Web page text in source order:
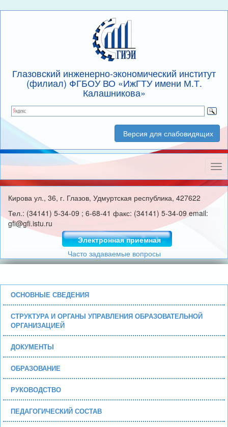
Глазовский инженерно-экономический институт
(филиал) ФГБОУ ВО «ИжГТУ имени М.Т.
Калашникова»
Версия для слабовидящих
Кирова ул., 36, г. Глазов, Удмуртская республика, 427622
Тел.: (34141) 5-34-09 ; 6-68-41 факс: (34141) 5-34-09 email:
gfi@gfi.istu.ru
Электронная приемная
Часто задаваемые вопросы
ОСНОВНЫЕ СВЕДЕНИЯ
СТРУКТУРА И ОРГАНЫ УПРАВЛЕНИЯ ОБРАЗОВАТЕЛЬНОЙ
ОРГАНИЗАЦИЕЙ
ДОКУМЕНТЫ
ОБРАЗОВАНИЕ
РУКОВОДСТВО
ПЕДАГОГИЧЕСКИЙ СОСТАВ